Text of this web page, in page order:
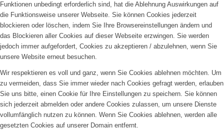
Funktionen unbedingt erforderlich sind, hat die Ablehnung Auswirkungen auf
die Funktionsweise unserer Webseite. Sie können Cookies jederzeit
blockieren oder löschen, indem Sie Ihre Browsereinstellungen ändern und
das Blockieren aller Cookies auf dieser Webseite erzwingen. Sie werden
jedoch immer aufgefordert, Cookies zu akzeptieren / abzulehnen, wenn Sie
unsere Website erneut besuchen.
Wir respektieren es voll und ganz, wenn Sie Cookies ablehnen möchten. Um
zu vermeiden, dass Sie immer wieder nach Cookies gefragt werden, erlauben
Sie uns bitte, einen Cookie für Ihre Einstellungen zu speichern. Sie können
sich jederzeit abmelden oder andere Cookies zulassen, um unsere Dienste
vollumfänglich nutzen zu können. Wenn Sie Cookies ablehnen, werden alle
gesetzten Cookies auf unserer Domain entfernt.